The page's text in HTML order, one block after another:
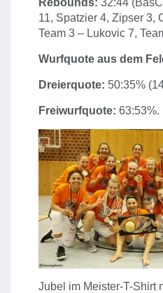
Rebounds: 32:44
11, Spatzier 4, Zipser 3,
Team 3 – Lukovic 7,
Wurfquote aus dem
Dreierquote: 50:35%
Freiwurfquote: 63:53%.
Jubel im Meister-T-Shirt